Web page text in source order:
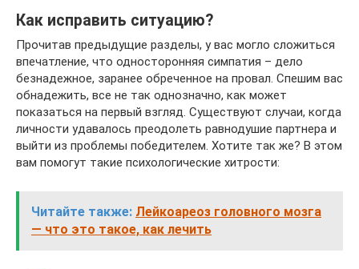
Как исправить ситуацию?
Прочитав предыдущие разделы, у вас могло сложиться
впечатление, что односторонняя симпатия – дело
безнадежное, заранее обреченное на провал. Спешим вас
обнадежить, все не так однозначно, как может
показаться на первый взгляд. Существуют случаи, когда
личности удавалось преодолеть равнодушие партнера и
выйти из проблемы победителем. Хотите так же? В этом
вам помогут такие психологические хитрости:
Читайте также: Лейкоареоз головного мозга
— что это такое, как лечить